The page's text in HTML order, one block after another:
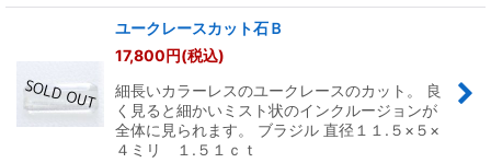
ユークレースカット石Ｂ
17,800円(税込)
細長いカラーレスのユークレースのカット。 良
く見ると細かいミスト状のインクルージョンが
全体に見られます。 ブラジル 直径１１.５×５×
４ミリ １.５１ｃｔ